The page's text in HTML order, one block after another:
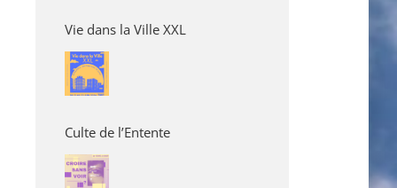
Vie dans la Ville XXL
Culte de l’Entente